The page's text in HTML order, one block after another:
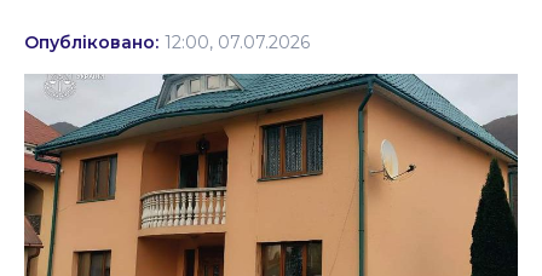
Політика
Соціум
Спорт
Стиль життя
Опубліковано: 12:00, 07.07.2026